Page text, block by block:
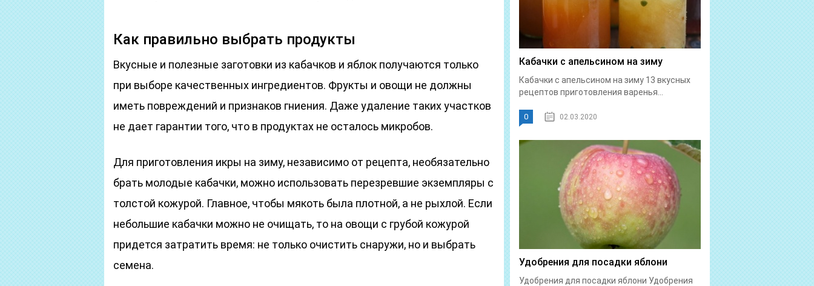
Как правильно выбрать продукты
Вкусные и полезные заготовки из кабачков и яблок получаются только
при выборе качественных ингредиентов. Фрукты и овощи не должны
иметь повреждений и признаков гниения. Даже удаление таких участков
не дает гарантии того, что в продуктах не осталось микробов.
Для приготовления икры на зиму, независимо от рецепта, необязательно
брать молодые кабачки, можно использовать перезревшие экземпляры с
толстой кожурой. Главное, чтобы мякоть была плотной, а не рыхлой. Если
небольшие кабачки можно не очищать, то на овощи с грубой кожурой
придется затратить время: не только очистить снаружи, но и выбрать
семена.
Кабачки с апельсином на зиму
Кабачки с апельсином на зиму 13 вкусных
рецептов приготовления варенья...
0 02.03.2020
Удобрения для посадки яблони
Удобрения для посадки яблони Удобрения